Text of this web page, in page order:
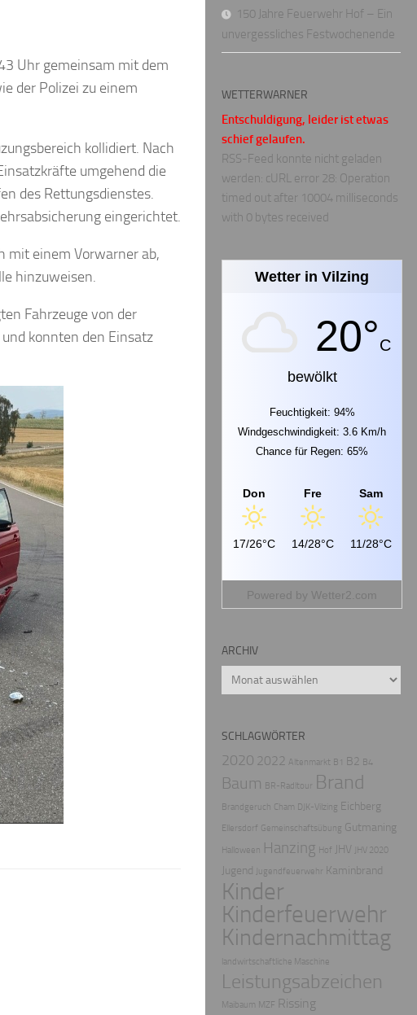
Uhr gemeinsam mit dem
der Polizei zu einem
kollidiert. Nach
umgehend die
des Rettungsdienstes.
eingerichtet.
mit einem Vorwarner ab,
hinzuweisen.
Fahrzeuge von der
konnten den Einsatz
150 Jahre Feuerwehr Hof – Ein
unvergessliches Festwochenende
WETTERWARNER
Entschuldigung, leider ist etwas
schief gelaufen.
RSS-Feed konnte nicht geladen
werden: cURL error 28: Operation
timed out after 10004 milliseconds
with 0 bytes received
Wetter in Vilzing
20°C
bewölkt
Feuchtigkeit: 94%
Windgeschwindigkeit: 3.6 Km/h
Chance für Regen: 65%
Don
17/26°C
Fre
14/28°C
Sam
11/28°C
Powered by Wetter2.com
ARCHIV
Archiv
SCHLAGWÖRTER
2020 2022 Altenmarkt B1 B2 B4
Baum BR-Radltour Brand
Brandgeruch Cham DJK-Vilzing Eichberg
Ellersdorf Gemeinschaftsübung Gutmaning
Halloween Hanzing Hof JHV JHV 2020
Jugend Jugendfeuerwehr Kaminbrand
Kinder
Kinderfeuerwehr
Kindernachmittag
landwirtschaftliche Maschine
Leistungsabzeichen
Maibaum MZF Rissing